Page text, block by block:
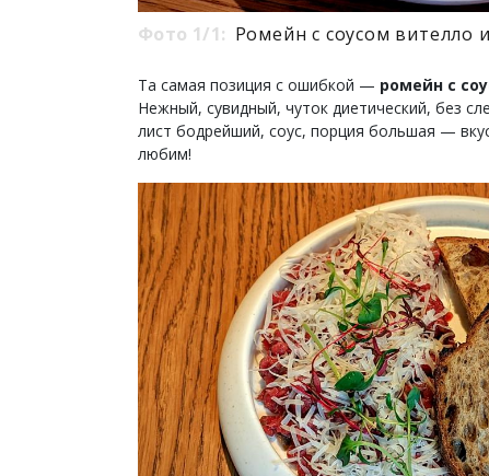
Фото 1/1: Ромейн с соусом вителло
Та самая позиция с ошибкой — ромейн с
Нежный, сувидный, чуток диетический, без
лист бодрейший, соус, порция большая —
любим!